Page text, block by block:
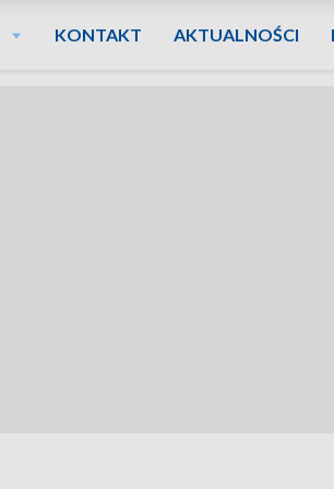
KONTAKT AKTUALNOŚCI